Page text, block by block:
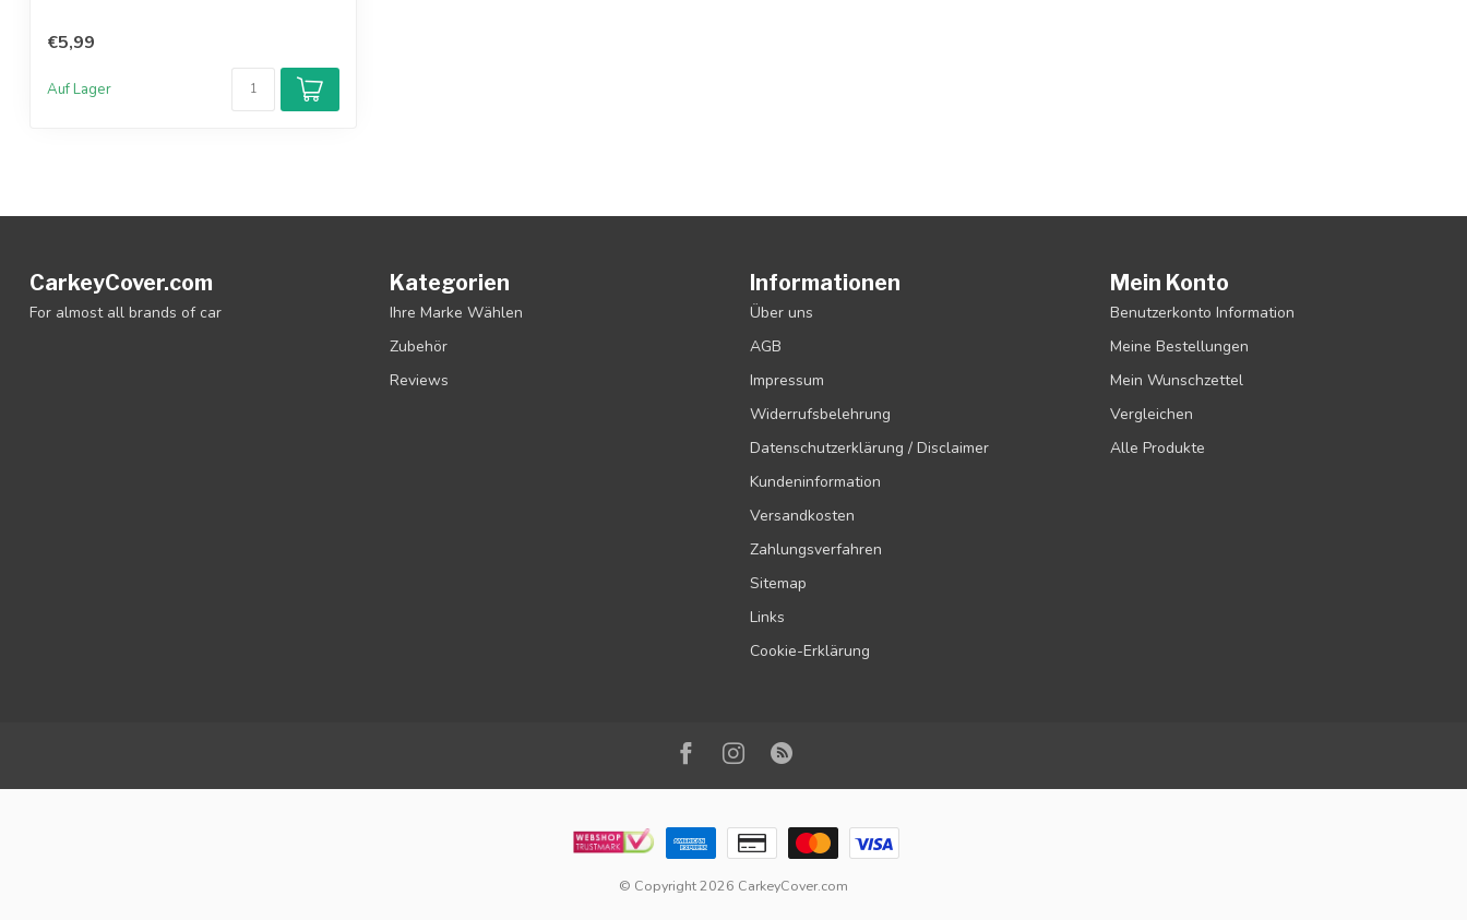
€5,99
Auf Lager
CarkeyCover.com
For almost all brands of car
Kategorien
Ihre Marke Wählen
Zubehör
Reviews
Informationen
Über uns
AGB
Impressum
Widerrufsbelehrung
Datenschutzerklärung / Disclaimer
Kundeninformation
Versandkosten
Zahlungsverfahren
Sitemap
Links
Cookie-Erklärung
Mein Konto
Benutzerkonto Information
Meine Bestellungen
Mein Wunschzettel
Vergleichen
Alle Produkte
© Copyright 2026 CarkeyCover.com